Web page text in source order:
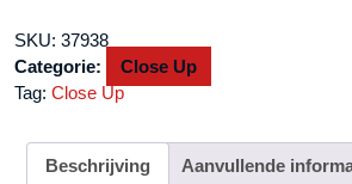
Vernet
-
Trick
SKU: 37938
Categorie:
Close Up
Tag: Close Up
Beschrijving Aanvullende